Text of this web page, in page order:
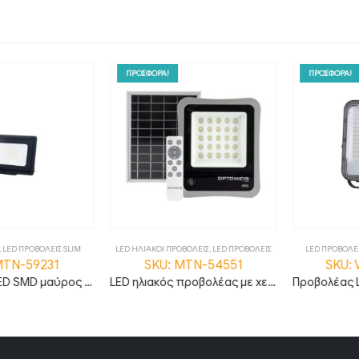
ΠΡΟΒΟΛΕΙΣ SLIM
59231
Προβολέας LED SMD μαύρος σειρά City 30W Θερμό λευκό MTN-59231
ΠΡΟΣΦΟΡΑ!
LED ΗΛΙΑΚΟΙ ΠΡΟΒΟΛΕΙΣ,LED ΠΡΟΒΟΛΕΙΣ
SKU: MTN-54551
LED ηλιακός προβολέας με χειριστήριο και γρήγορη φόρτιση 6W 6000K μαύρο σώμα MTN-54551
ΠΡΟΣΦΟΡΑ!
LED ΠΡΟΒΟΛΕΙΣ,
SKU: